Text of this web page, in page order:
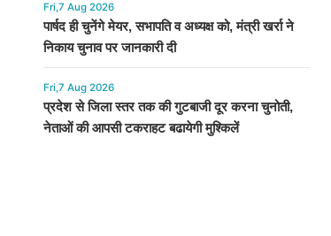
Fri,7 Aug 2026
पार्षद ही चुनेंगे मेयर, सभापति व अध्यक्ष को, मंत्री खर्रा ने
निकाय चुनाव पर जानकारी दी
Fri,7 Aug 2026
प्रदेश से जिला स्तर तक की गुटबाजी दूर करना चुनोती,
नेताओं की आपसी टकराहट बढायेगी मुश्किलें